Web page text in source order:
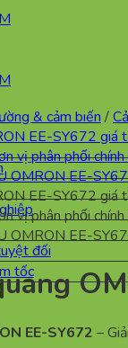
đối
tốc
& cảm biến /
EE-SY672 –